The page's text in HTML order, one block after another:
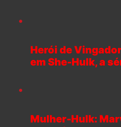
Herói de
em She-Hulk, a
Mulher-Hulk: